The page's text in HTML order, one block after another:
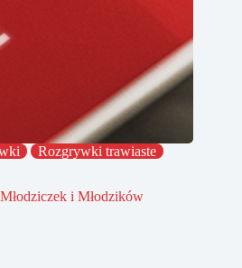
Rozgrywki trawiaste
i Młodzików